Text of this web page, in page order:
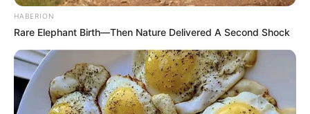
HABERION
Rare Elephant Birth—Then Nature Delivered A Second Shock